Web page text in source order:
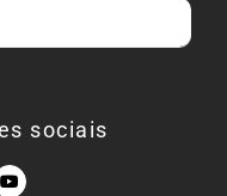
sociais